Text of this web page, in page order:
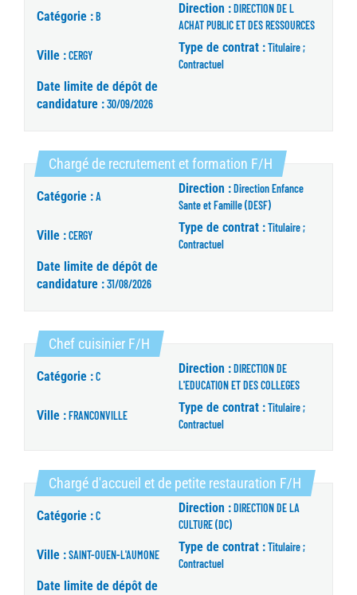
Catégorie :B
Direction :DIRECTION DE L
ACHAT PUBLIC ET DES RESSOURCES
Ville :CERGY
Type de contrat :Titulaire ;
Contractuel
Date limite de dépôt de
candidature :30/09/2026
Chargé de recrutement et formation F/H (Nouvelle
Catégorie :A
Direction :Direction Enfance
Sante et Famille (DESF)
Ville :CERGY
Type de contrat :Titulaire ;
Contractuel
Date limite de dépôt de
candidature :31/08/2026
Chef cuisinier F/H (Nouvelle fenêtre)
Catégorie :C
Direction :DIRECTION DE
L'EDUCATION ET DES COLLEGES
Ville :FRANCONVILLE
Type de contrat :Titulaire ;
Contractuel
Chargé d'accueil et de petite restauration F/H
Catégorie :C
Direction :DIRECTION DE LA
CULTURE (DC)
Ville :SAINT-OUEN-L'AUMONE
Type de contrat :Titulaire ;
Contractuel
Date limite de dépôt de